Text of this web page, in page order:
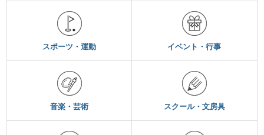
スポーツ・運動 イベント・行事
音楽・芸術 スクール・文房具